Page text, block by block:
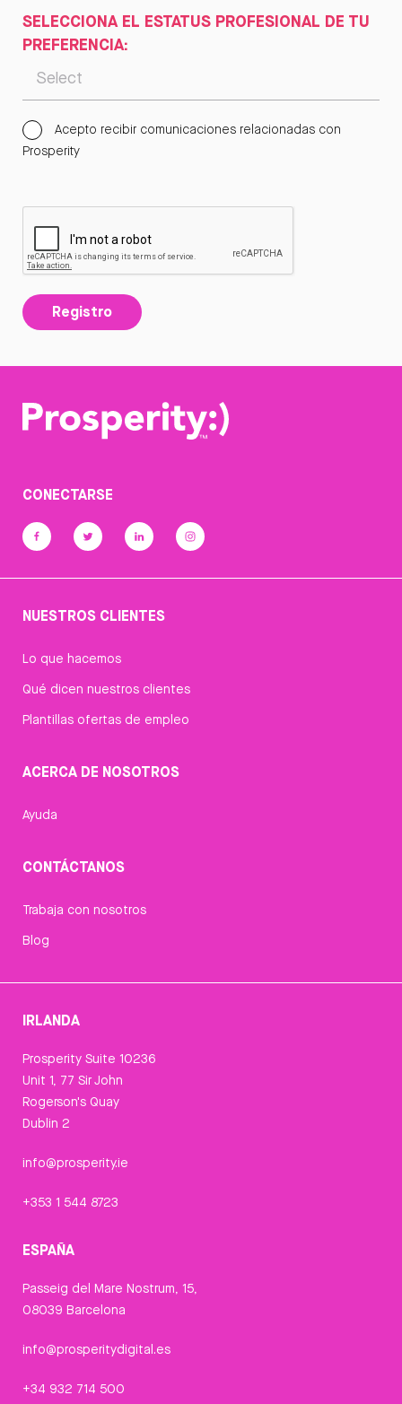
SELECCIONA EL ESTATUS PROFESIONAL DE TU
PREFERENCIA:
Acepto recibir comunicaciones relacionadas con
Prosperity
Registro
CONECTARSE
NUESTROS CLIENTES
Lo que hacemos
Qué dicen nuestros clientes
Plantillas ofertas de empleo
ACERCA DE NOSOTROS
Ayuda
CONTÁCTANOS
Trabaja con nosotros
Blog
IRLANDA
Prosperity Suite 10236
Unit 1, 77 Sir John
Rogerson's Quay
Dublin 2
info@prosperity.ie
+353 1 544 8723
ESPAÑA
Passeig del Mare Nostrum, 15,
08039 Barcelona
info@prosperitydigital.es
+34 932 714 500